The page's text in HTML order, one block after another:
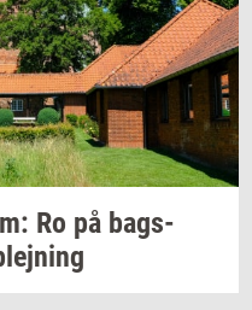
Ro på bags­